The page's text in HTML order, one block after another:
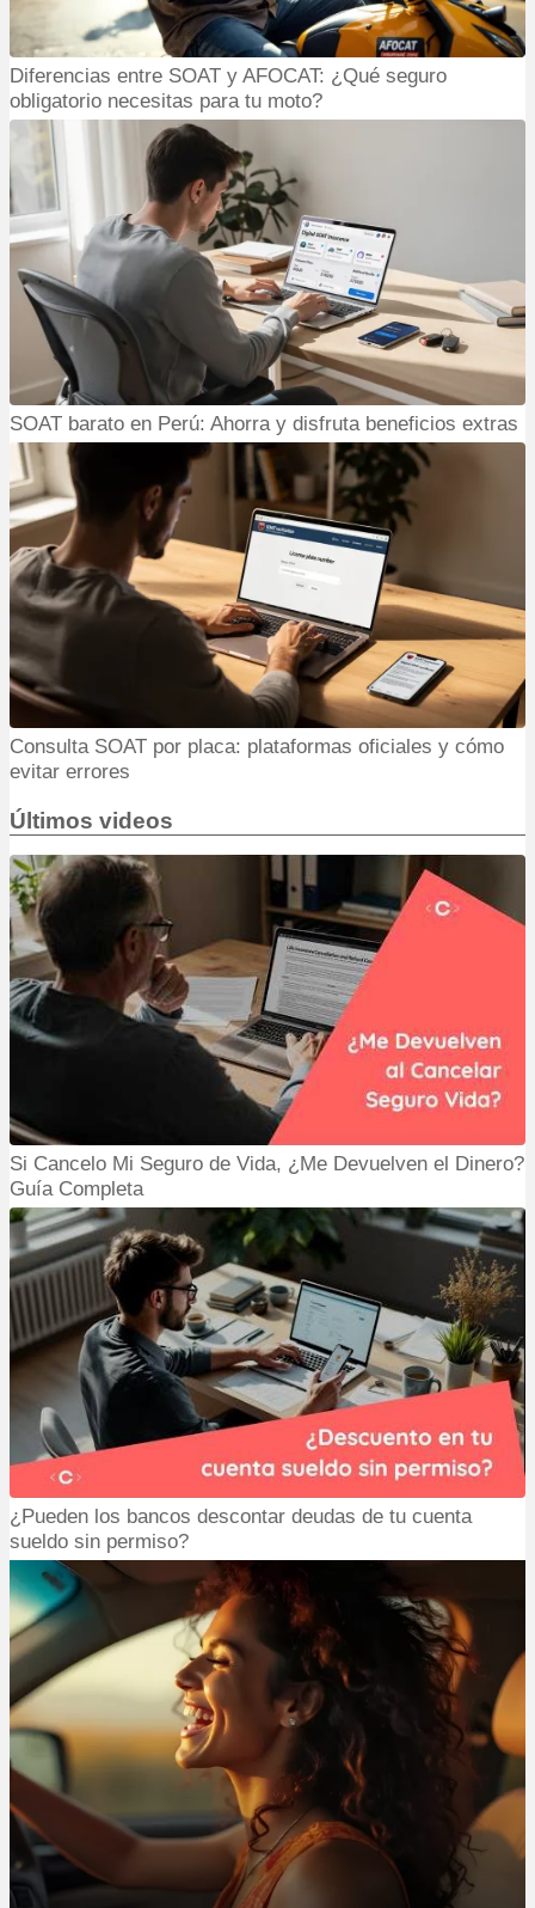
Diferencias entre SOAT y AFOCAT: ¿Qué seguro
obligatorio necesitas para tu moto?
SOAT barato en Perú: Ahorra y disfruta beneficios extras
Consulta SOAT por placa: plataformas oficiales y cómo
evitar errores
Últimos videos
Si Cancelo Mi Seguro de Vida, ¿Me Devuelven el Dinero?
Guía Completa
¿Pueden los bancos descontar deudas de tu cuenta
sueldo sin permiso?
Encuentra elSOATmás
barato del mercado